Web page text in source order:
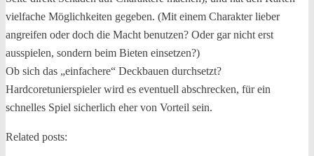
vielfache Möglichkeiten gegeben. (Mit einem Charakter lieber
angreifen oder doch die Macht benutzen? Oder gar nicht erst
ausspielen, sondern beim Bieten einsetzen?)
Ob sich das „einfachere“ Deckbauen durchsetzt?
Hardcoretunierspieler wird es eventuell abschrecken, für ein
schnelles Spiel sicherlich eher von Vorteil sein.
Related posts: